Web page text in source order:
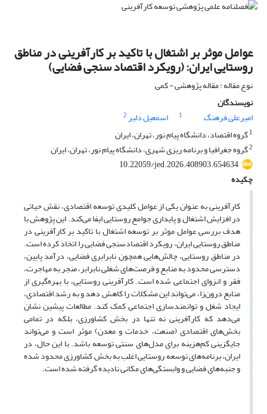
عوامل موثر بر اشتغال با تاکید بر کارآفرینی در مناطق
روستایی ایران: (رویکرد اقتصاد سنجی فضایی)
نوع مقاله : مقاله پژوهشی - کمی
نویسندگان
امیرعلی فرهنگ
1 اسمعیل دلیر2
1گروه اقتصاد، دانشگاه پیام نور، تهران، ایران
2گروه جغرافیا و برنامه ریزی شهری، دانشگاه پیام نور، تهران، ایران
10.22059/jed.2026.408903.654634
چکیده
کارآفرینی به عنوان یکی از عوامل کلیدی توسعه اقتصادی، نقش حیاتی
در افزایش اشتغال و پایداری جوامع روستایی ایفا می‌کند. این پژوهش با
هدف بررسی عوامل موثر بر توسعه اشتغال با تاکید بر کارآفرینی در
مناطق روستایی ایران، رویکرد اقتصادسنجی فضایی را اتخاذ کرده است.
در مناطق روستایی، چالش‌هایی همچون نابرابری فضایی، درآمد پایین،
دسترسی محدود به منابع و فرصت‌های شغلی نابرابر، منجر به مهاجرت،
فقر و انزوای اجتماعی شده است. کارآفرینی روستایی، با بهره‌گیری از
منابع درون‌زا، می‌تواند این مشکلات را کاهش دهد و به رشد اقتصادی،
ایجاد شغل و توانمندسازی اجتماعی کمک کند. مطالعات پیشین نشان
می‌دهد که کارآفرینی نه تنها در بخش کشاورزی، بلکه در تمامی
بخش‌های اقتصادی (صنعت، خدمات و معدن) موثر است و می‌تواند
جایگزینی کم‌هزینه برای مدل‌های سنتی توسعه باشد. با این حال، در
ایران، برنامه‌های توسعه روستایی اغلب به بخش کشاورزی محدود شده
و جنبه‌های فضایی و وابستگی‌های مکانی نادیده گرفته شده است.